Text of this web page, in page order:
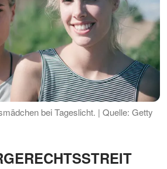
bei Tageslicht. | Quelle: Getty